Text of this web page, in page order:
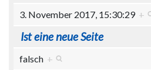
3. November 2017, 15:30:29 +
Ist eine neue Seite
falsch +